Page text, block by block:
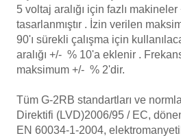
5 voltaj aralığı için fazlı
tasarlanmıştır . İzin verilen
90'ı sürekli çalışma için
aralığı +/- % 10'a eklenir .
maksimum +/- % 2'dir.
Tüm G-2RB standartları ve
Direktifi (LVD)2006/95 / EC,
EN 60034-1-2004,